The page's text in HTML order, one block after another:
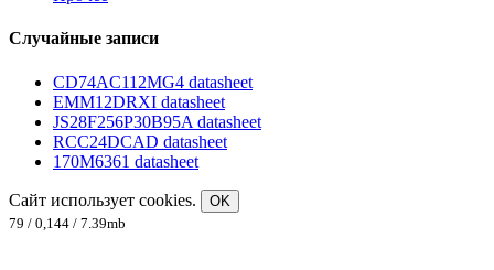
Случайные записи
CD74AC112MG4 datasheet
EMM12DRXI datasheet
JS28F256P30B95A datasheet
RCC24DCAD datasheet
170M6361 datasheet
Сайт использует cookies.
OK
79 / 0,144 / 7.39mb